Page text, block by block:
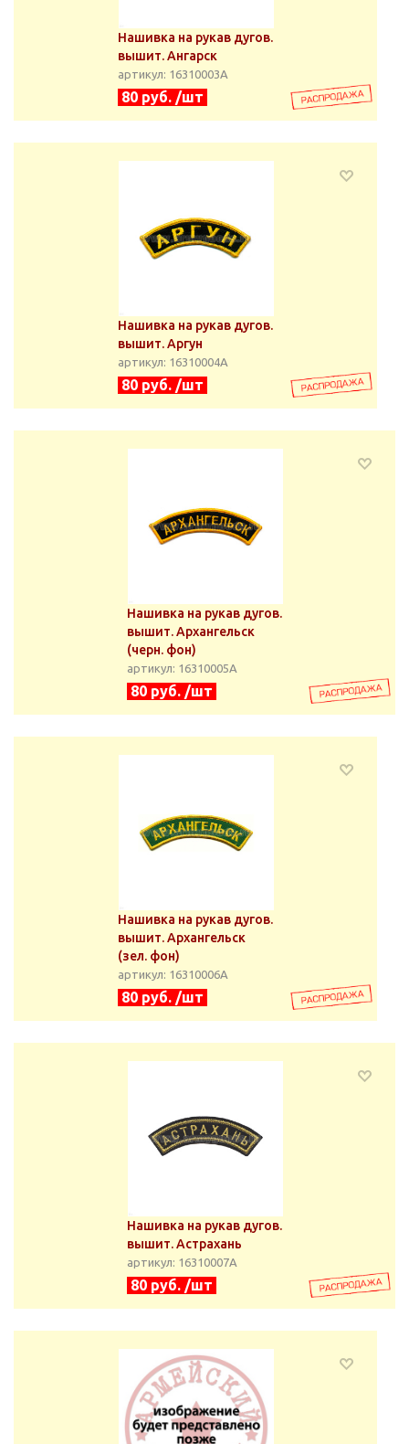
Нашивка на рукав дугов.
вышит. Ангарск
артикул: 16310003А
80 руб. /шт
Нашивка на рукав дугов.
вышит. Аргун
артикул: 16310004А
80 руб. /шт
Нашивка на рукав дугов.
вышит. Архангельск
(черн. фон)
артикул: 16310005А
80 руб. /шт
Нашивка на рукав дугов.
вышит. Архангельск
(зел. фон)
артикул: 16310006А
80 руб. /шт
Нашивка на рукав дугов.
вышит. Астрахань
артикул: 16310007А
80 руб. /шт